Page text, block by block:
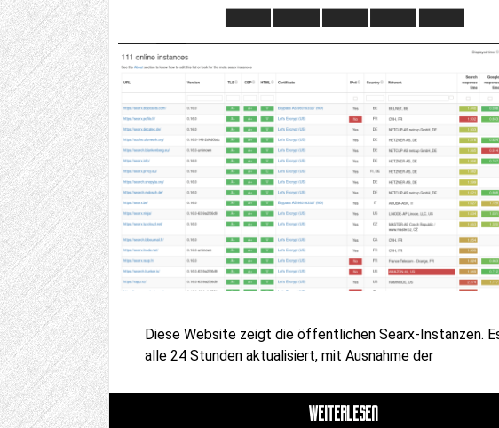
Diese Website zeigt die öffentlichen Searx-Instanzen.
alle 24 Stunden aktualisiert, mit Ausnahme der
WEITERLESEN